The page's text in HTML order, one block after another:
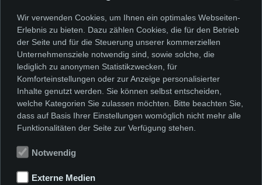
Kunstmuseums.
„Ortstermin“ ist eine
Ausstellungsreihe, die seit 1993 durch
die VR Bank eG Bergisch Gladbach
gefördert wird.
Wir verwenden Cookies, um Ihnen ein optimales Webseiten-
Erlebnis zu bieten. Dazu zählen Cookies, die für den Betrieb
der Seite und für die Steuerung unserer kommerziellen
Unternehmensziele notwendig sind, sowie solche, die
lediglich zu anonymen Statistikzwecken, für
Komforteinstellungen oder zur Anzeige personalisierter
Inhalte genutzt werden. Sie können selbst entscheiden,
welche Kategorien Sie zulassen möchten. Bitte beachten Sie,
dass auf Basis Ihrer Einstellungen womöglich nicht mehr alle
Funktionalitäten der Seite zur Verfügung stehen.
Notwendig
Externe Medien